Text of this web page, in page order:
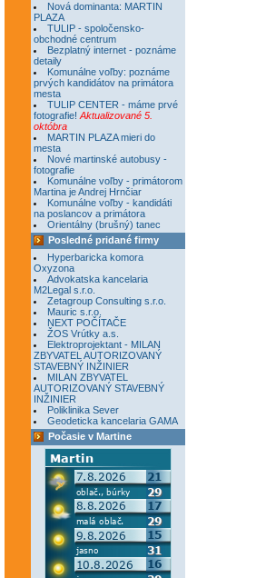
Nová dominanta: MARTIN
PLAZA
TULIP - spoločensko-
obchodné centrum
Bezplatný internet - poznáme
detaily
Komunálne voľby: poznáme
prvých kandidátov na primátora
mesta
TULIP CENTER - máme prvé
fotografie! Aktualizované 5.
októbra
MARTIN PLAZA mieri do
mesta
Nové martinské autobusy -
fotografie
Komunálne voľby - primátorom
Martina je Andrej Hrnčiar
Komunálne voľby - kandidáti
na poslancov a primátora
Orientálny (brušný) tanec
Posledné pridané firmy
Hyperbaricka komora
Oxyzona
Advokatska kancelaria
M2Legal s.r.o.
Zetagroup Consulting s.r.o.
Mauric s.r.o.
NEXT POČÍTAČE
ŽOS Vrútky a.s.
Elektroprojektant - MILAN
ZBYVATEL AUTORIZOVANÝ
STAVEBNÝ INŽINIER
MILAN ZBYVATEL
AUTORIZOVANÝ STAVEBNÝ
INŽINIER
Poliklinika Sever
Geodeticka kancelaria GAMA
Počasie v Martine